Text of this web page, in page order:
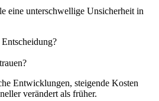
eine unterschwellige Unsicherheit in
Entwicklungen, steigende Kosten
verändert als früher.